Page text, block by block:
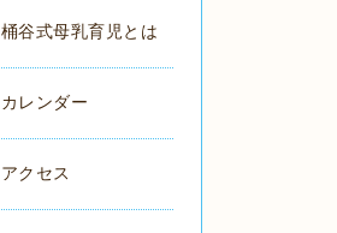
桶谷式母乳育児とは
カレンダー
アクセス